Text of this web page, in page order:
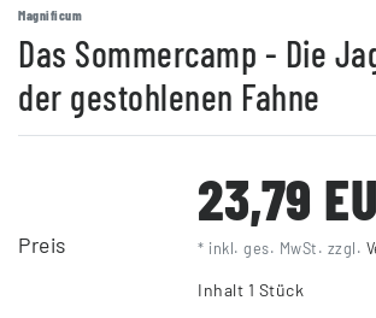
Magnificum
Das Sommercamp - Die
der gestohlenen Fahne
Preis
23,79
* inkl. ges. MwSt. zzgl.
Inhalt 1 Stück